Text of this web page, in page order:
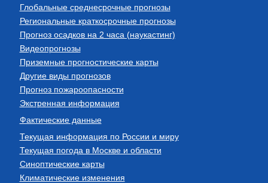
Глобальные среднесрочные прогнозы
Региональные краткосрочные прогнозы
Прогноз осадков на 2 часа (наукастинг)
Видеопрогнозы
Приземные прогностические карты
Другие виды прогнозов
Прогноз пожароопасности
Экстренная информация
Фактические данные
Текущая информация по России и миру
Текущая погода в Москве и области
Синоптические карты
Климатические изменения